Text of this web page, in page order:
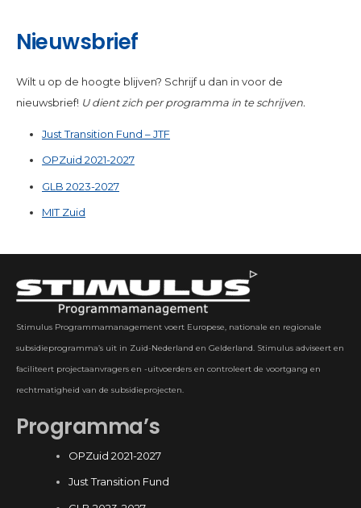
Nieuwsbrief
Wilt u op de hoogte blijven? Schrijf u dan in voor de
nieuwsbrief! U dient zich per programma in te schrijven.
Just Transition Fund – JTF
OPZuid 2021-2027
GLB 2023-2027
MIT Zuid
Stimulus Programmamanagement voert Europese, nationale en regionale
subsidieprogramma’s uit in Zuid-Nederland en Gelderland. Stimulus adviseert en
faciliteert projectaanvragers en -uitvoerders en controleert de voortgang en
rechtmatigheid van de subsidieprojecten.
Programma’s
OPZuid 2021-2027
Just Transition Fund